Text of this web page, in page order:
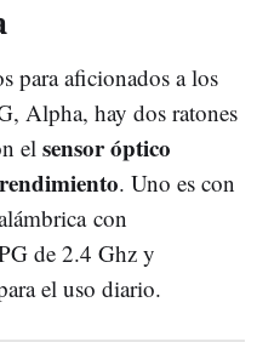
para aficionados a los
Alpha, hay dos ratones
el sensor óptico
. Uno es con
con
de 2.4 Ghz y
el uso diario.